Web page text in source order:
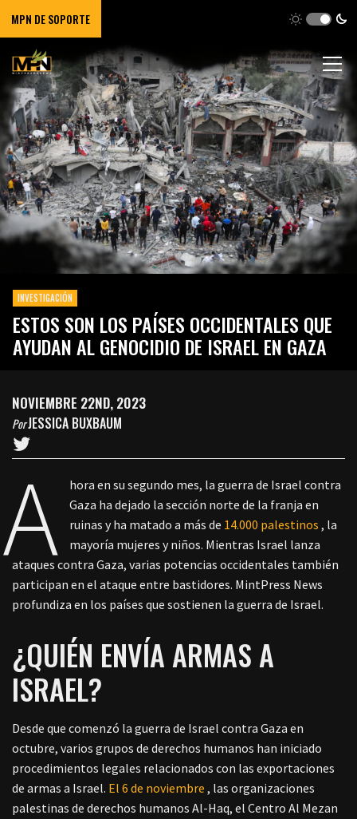
MPN DE SOPORTE
INVESTIGACIÓN
ESTOS SON LOS PAÍSES OCCIDENTALES QUE
AYUDAN AL GENOCIDIO DE ISRAEL EN GAZA
NOVIEMBRE 22ND, 2023
PorJESSICA BUXBAUM
A
hora en su segundo mes, la guerra de Israel contra
Gaza ha dejado la sección norte de la franja en
ruinas y ha matado a más de 14.000 palestinos , la
mayoría mujeres y niños. Mientras Israel lanza
ataques contra Gaza, varias potencias occidentales también
participan en el ataque entre bastidores. MintPress News
profundiza en los países que sostienen la guerra de Israel.
¿QUIÉN ENVÍA ARMAS A
ISRAEL?
Desde que comenzó la guerra de Israel contra Gaza en
octubre, varios grupos de derechos humanos han iniciado
procedimientos legales relacionados con las exportaciones
de armas a Israel. El 6 de noviembre , las organizaciones
palestinas de derechos humanos Al-Haq, el Centro Al Mezan